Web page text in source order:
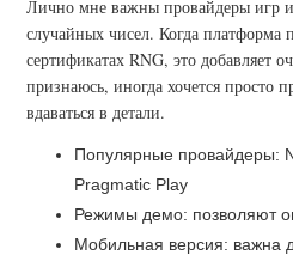
Лично мне важны провайдеры игр и
случайных чисел. Когда платформа
сертификатах RNG, это добавляет
признаюсь, иногда хочется просто
вдаваться в детали.
Популярные провайдеры:
Pragmatic Play
Режимы демо: позволяют
Мобильная версия: важна